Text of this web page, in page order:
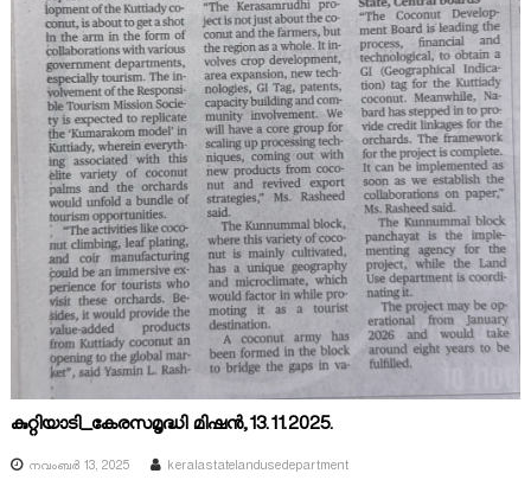
കുറ്റിയാടി_കേരസമൃദ്ധി മിഷൻ,13.11.2025.
നവംബർ 13, 2025 keralastatelandusedepartment